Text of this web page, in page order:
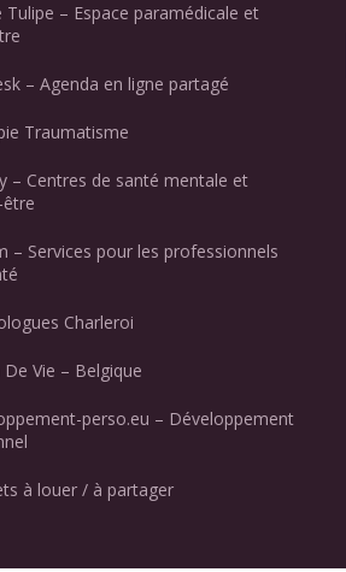
Tulipe – Espace paramédicale et
– Agenda en ligne partagé
Traumatisme
– Centres de santé mentale et
– Services pour les professionnels
Charleroi
De Vie – Belgique
perso.eu – Développement
à louer / à partager